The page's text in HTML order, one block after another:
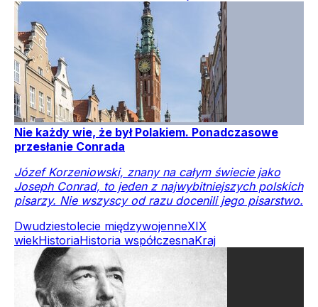
Nie każdy wie, że był Polakiem. Ponadczasowe
przesłanie Conrada
Józef Korzeniowski, znany na całym świecie jako
Joseph Conrad, to jeden z najwybitniejszych polskich
pisarzy. Nie wszyscy od razu docenili jego pisarstwo.
Dwudziestolecie międzywojenneXIX
wiekHistoriaHistoria współczesnaKraj